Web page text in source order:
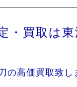
・買取は
の高価買取致し